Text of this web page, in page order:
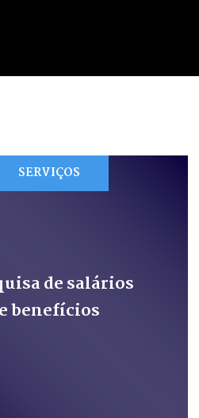
SERVIÇOS
de salários
e benefícios